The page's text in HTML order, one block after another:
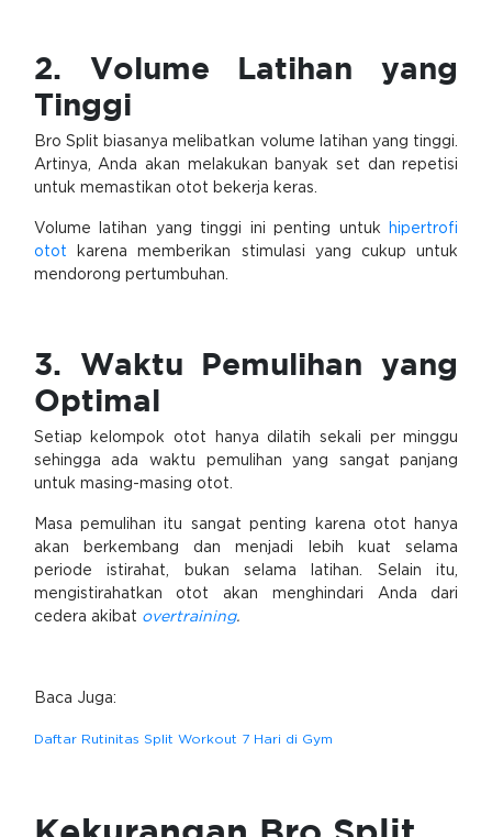
2. Volume Latihan yang
Tinggi
Bro Split biasanya melibatkan volume latihan yang tinggi.
Artinya, Anda akan melakukan banyak set dan repetisi
untuk memastikan otot bekerja keras.
Volume latihan yang tinggi ini penting untuk
hipertrofi
otot karena memberikan stimulasi yang cukup untuk
mendorong pertumbuhan.
3. Waktu Pemulihan yang
Optimal
Setiap kelompok otot hanya dilatih sekali per minggu
sehingga ada waktu pemulihan yang sangat panjang
untuk masing-masing otot.
Masa pemulihan itu sangat penting karena otot hanya
akan berkembang dan menjadi lebih kuat selama
periode istirahat, bukan selama latihan. Selain itu,
mengistirahatkan otot akan menghindari Anda dari
cedera akibat overtraining.
Baca Juga:
Daftar Rutinitas Split Workout 7 Hari di Gym